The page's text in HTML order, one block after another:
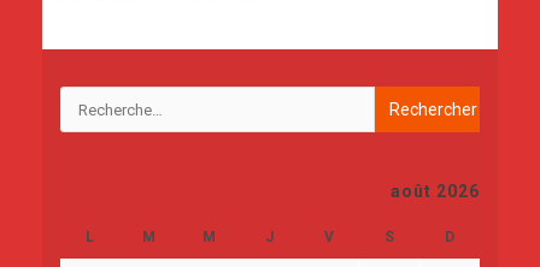
août 2026
L M M J V S D